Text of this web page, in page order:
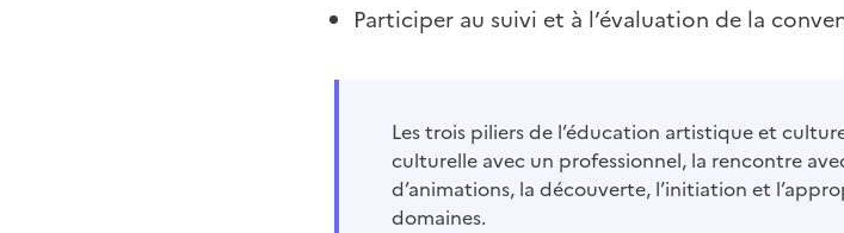
Participer au suivi et à l’évaluation de la
Les trois piliers de l’éducation artistique et
culturelle avec un professionnel, la rencontre
d’animations, la découverte, l’initiation et
domaines.